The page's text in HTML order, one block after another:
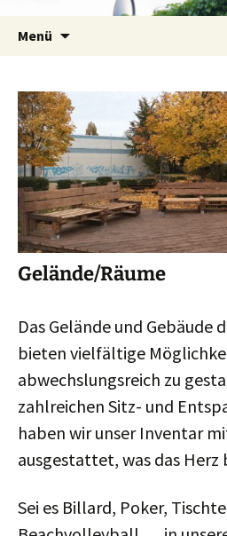
Inhalt
springen
Menü
Gelände/Räume
Das Gelände und Gebäude
bieten vielfältige
abwechslungsreich zu
zahlreichen Sitz- und
haben wir unser Inventar
ausgestattet, was das Herz
Sei es Billard, Poker,